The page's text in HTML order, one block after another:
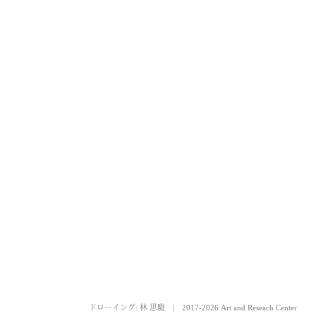
ドローイング: 林 思駿 2017-2026 Art and Reseach Center